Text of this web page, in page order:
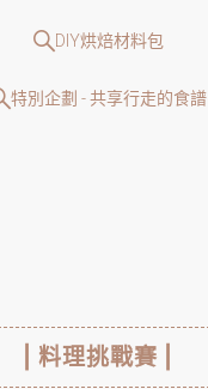
DIY烘焙材料包
特別企劃 - 共享行走的食譜
| 料理挑戰賽 |